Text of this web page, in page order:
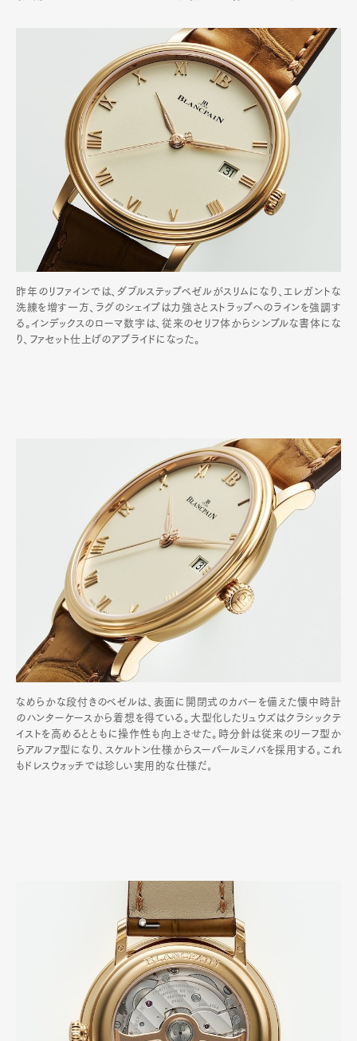
昨年のリファインでは、ダブルステップベゼルがスリムになり、エレガントな
洗練を増す一方、ラグのシェイプは力強さとストラップへのラインを強調す
る。インデックスのローマ数字は、従来のセリフ体からシンプルな書体にな
り、ファセット仕上げのアプライドになった。
なめらかな段付きのベゼルは、表面に開閉式のカバーを備えた懐中時計
のハンターケースから着想を得ている。大型化したリュウズはクラシックテ
イストを高めるとともに操作性も向上させた。時分針は従来のリーフ型か
らアルファ型になり､スケルトン仕様からスーパールミノバを採用する｡これ
もドレスウォッチでは珍しい実用的な仕様だ｡